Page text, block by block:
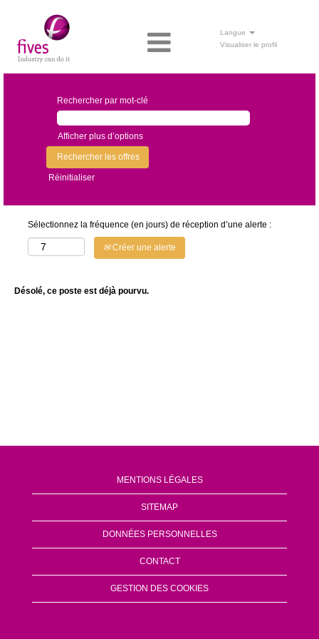
Langue
Visualiser le profil
Rechercher par mot-clé
Afficher plus d’options
Réinitialiser
Sélectionnez la fréquence (en jours) de réception d’une alerte :
Créer une alerte
Désolé, ce poste est déjà pourvu.
MENTIONS LÉGALES
SITEMAP
DONNÉES PERSONNELLES
CONTACT
GESTION DES COOKIES